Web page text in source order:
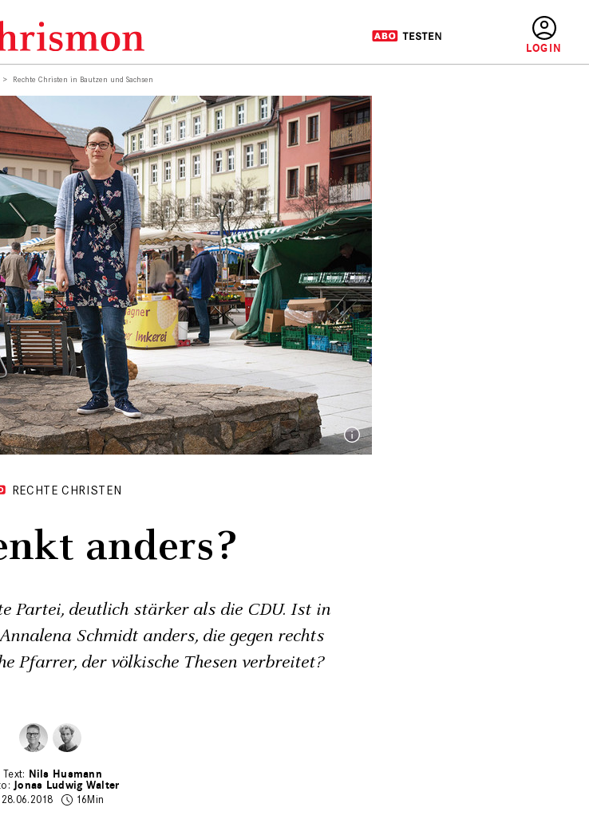
Rechte Christen in Bautzen und Sachsen
RECHTE CHRISTEN
anders?
Partei, deutlich stärker als die CDU. Ist in
Schmidt anders, die gegen rechts
Pfarrer, der völkische Thesen verbreitet?
Nils Husmann
Jonas Ludwig Walter
28.06.2018
16Min